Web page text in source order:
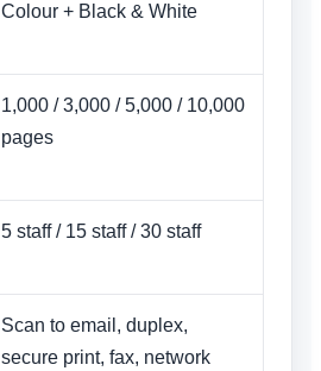
Colour + Black & White
1,000 / 3,000 / 5,000 / 10,000
pages
5 staff / 15 staff / 30 staff
Scan to email, duplex,
secure print, fax, network